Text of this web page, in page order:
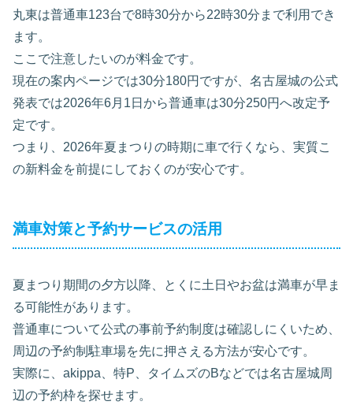
丸東は普通車123台で8時30分から22時30分まで利用でき
ます。
ここで注意したいのが料金です。
現在の案内ページでは30分180円ですが、名古屋城の公式
発表では2026年6月1日から普通車は30分250円へ改定予
定です。
つまり、2026年夏まつりの時期に車で行くなら、実質こ
の新料金を前提にしておくのが安心です。
満車対策と予約サービスの活用
夏まつり期間の夕方以降、とくに土日やお盆は満車が早ま
る可能性があります。
普通車について公式の事前予約制度は確認しにくいため、
周辺の予約制駐車場を先に押さえる方法が安心です。
実際に、akippa、特P、タイムズのBなどでは名古屋城周
辺の予約枠を探せます。